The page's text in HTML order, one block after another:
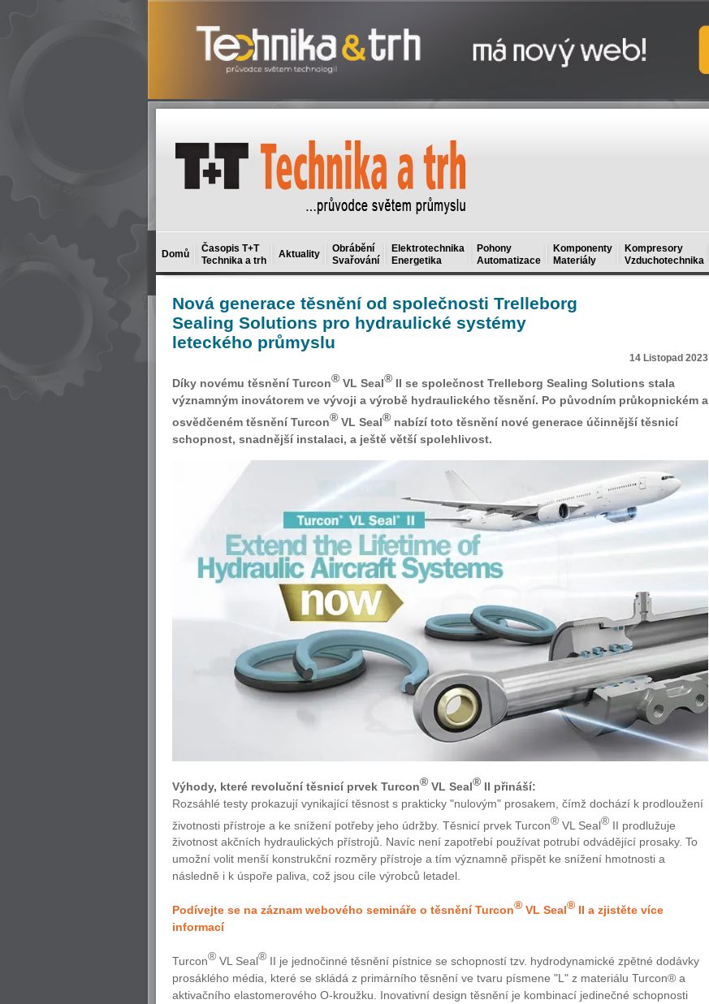
Domů
Časopis T+T
Technika a trh
Aktuality
Obrábění
Svařování
Elektrotechnika
Energetika
Pohony
Automatizace
Komponenty
Materiály
Kompresory
Vzduchotechnika
Nová generace těsnění od společnosti Trelleborg
Sealing Solutions pro hydraulické systémy
leteckého průmyslu
14 Listopad 2023
Díky novému těsnění Turcon® VL Seal® II se společnost Trelleborg Sealing Solutions stala
významným inovátorem ve vývoji a výrobě hydraulického těsnění. Po původním průkopnickém a
osvědčeném těsnění Turcon® VL Seal® nabízí toto těsnění nové generace účinnější těsnicí
schopnost, snadnější instalaci, a ještě větší spolehlivost.
Výhody, které revoluční těsnicí prvek Turcon® VL Seal® II přináší:
Rozsáhlé testy prokazují vynikající těsnost s prakticky "nulovým" prosakem, čímž dochází k prodloužení
životnosti přístroje a ke snížení potřeby jeho údržby. Těsnicí prvek Turcon® VL Seal® II prodlužuje
životnost akčních hydraulických přístrojů. Navíc není zapotřebí používat potrubí odvádějící prosaky. To
umožní volit menší konstrukční rozměry přístroje a tím významně přispět ke snížení hmotnosti a
následně i k úspoře paliva, což jsou cíle výrobců letadel.
Podívejte se na záznam webového semináře o těsnění Turcon® VL Seal® II a zjistěte více
informací
Turcon® VL Seal® II je jednočinné těsnění pístnice se schopností tzv. hydrodynamické zpětné dodávky
prosáklého média, které se skládá z primárního těsnění ve tvaru písmene "L" z materiálu Turcon® a
aktivačního elastomerového O-kroužku. Inovativní design těsnění je kombinací jedinečné schopnosti